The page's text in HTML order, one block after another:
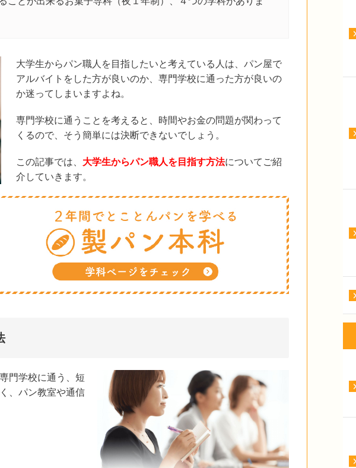
大学生からパン職人を目指したいと考えている人は、パン屋で
アルバイトをした方が良いのか、専門学校に通った方が良いの
か迷ってしまいますよね。
専門学校に通うことを考えると、時間やお金の問題が関わって
くるので、そう簡単には決断できないでしょう。
この記事では、 大学生からパン職人を目指す方法についてご紹
介していきます。
門学校に通う、短
、パン教室や通信